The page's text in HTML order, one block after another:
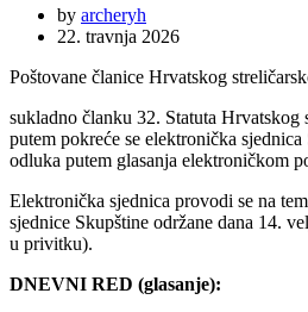
by archeryh
22. travnja 2026
Poštovane članice Hrvatskog
sukladno članku 32. Statuta Hrvatskog
putem pokreće se elektronička
odluka putem glasanja elektroničkom
Elektronička sjednica provodi se na
sjednice Skupštine održane dana 14.
u privitku).
DNEVNI RED (glasanje):